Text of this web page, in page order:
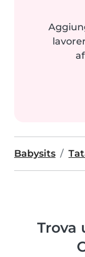
Babysits
Trova